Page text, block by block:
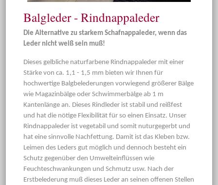
Balgleder - Rindnappaleder
Die Alternative zu starkem Schafnappaleder, wenn das
Leder nicht weiß sein muß!
Dieses gelbliche naturfarbene Rindnappaleder mit einer
Stärke von ca. 1,1 - 1,5 mm bieten wir Ihnen für
hochwertige Balgbelederungen vorwiegend größerer Bälge
wie Magazinbälge oder Schwimmerbälge ab 1 m
Kantenlänge an. Dieses Rindleder ist stabil und reißfest
und hat die nötige Flexibilität für so einen Einsatz. Unser
Rindnappaleder ist vegetabil und somit nuturgegerbt und
hat eine sinnvolle Nachfettung. Damit ist das Kleben bzw.
Leimen des Leders gut möglich und dennoch besteht ein
Schutz gegenüber den Umwelteinflüssen wie
Feuchteschwankungen und Schmutz usw. Nach der
Erstbelederung muß dieses Leder an seinen offenen Stellen